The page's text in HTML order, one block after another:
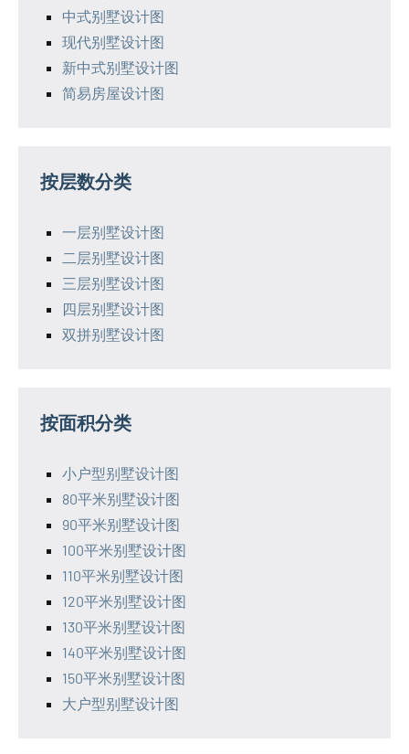
中式别墅设计图
现代别墅设计图
新中式别墅设计图
简易房屋设计图
按层数分类
一层别墅设计图
二层别墅设计图
三层别墅设计图
四层别墅设计图
双拼别墅设计图
按面积分类
小户型别墅设计图
80平米别墅设计图
90平米别墅设计图
100平米别墅设计图
110平米别墅设计图
120平米别墅设计图
130平米别墅设计图
140平米别墅设计图
150平米别墅设计图
大户型别墅设计图